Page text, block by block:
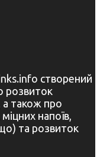
створений
розвиток
а також про
напоїв,
та розвиток